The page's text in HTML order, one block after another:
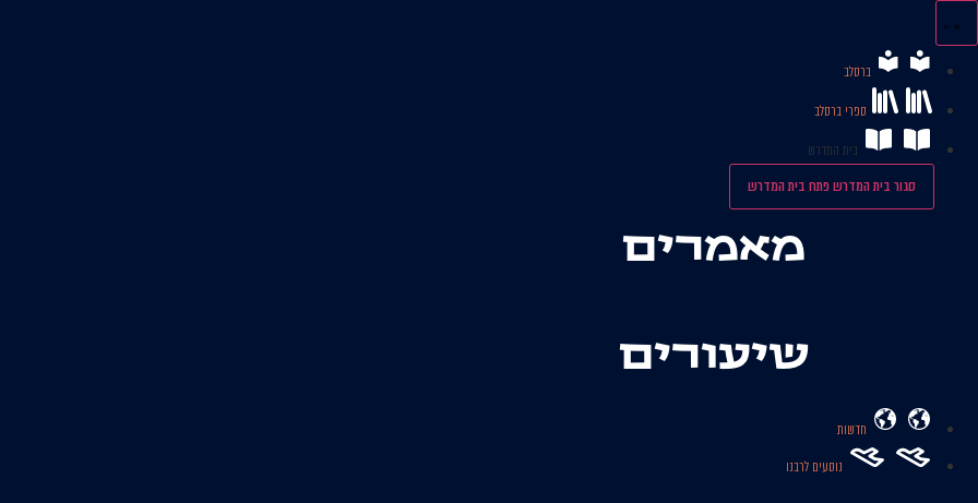
לתוכן
ברסלב
ספרי ברסלב
בית המדרש
סגור בית המדרשפתח בית המדרש
מאמרים
שיעורים
חדשות
נוסעים לרבנו